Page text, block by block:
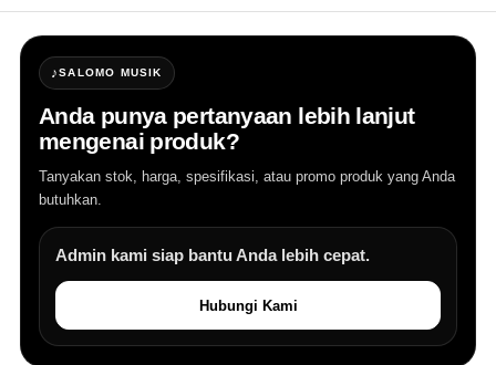
♪SALOMO MUSIK
Anda punya pertanyaan lebih lanjut
mengenai produk?
Tanyakan stok, harga, spesifikasi, atau promo produk yang Anda
butuhkan.
Admin kami siap bantu Anda lebih cepat.
Hubungi Kami